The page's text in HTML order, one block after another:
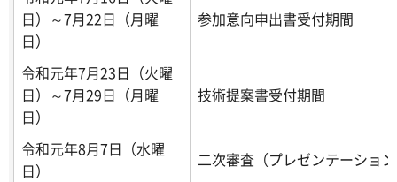
日）～7月22日（月曜
日）
参加意向申出書受付期間
令和元年7月23日（火曜
日）～7月29日（月曜
日）
技術提案書受付期間
令和元年8月7日（水曜
日）
二次審査（プレゼンテーショ